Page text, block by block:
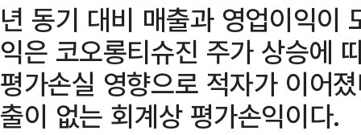
년 동기 대비 매출과 영업이익이
익은 코오롱티슈진 주가 상승에
평가손실 영향으로 적자가 이어
출이 없는 회계상 평가손익이다.